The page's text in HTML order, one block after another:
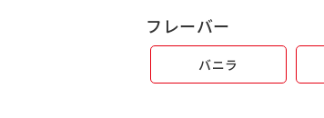
フレーバー
バニラ